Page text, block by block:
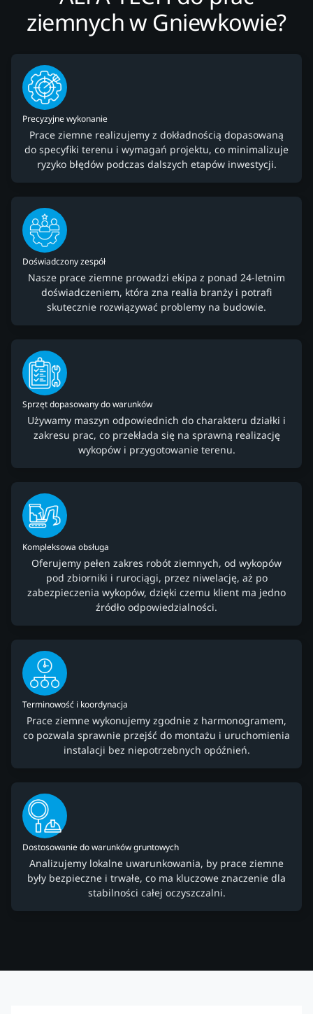
ziemnych w Gniewkowie?
Precyzyjne wykonanie
Prace ziemne realizujemy z dokładnością dopasowaną
do specyfiki terenu i wymagań projektu, co minimalizuje
ryzyko błędów podczas dalszych etapów inwestycji.
Doświadczony zespół
Nasze prace ziemne prowadzi ekipa z ponad 24-letnim
doświadczeniem, która zna realia branży i potrafi
skutecznie rozwiązywać problemy na budowie.
Sprzęt dopasowany do warunków
Używamy maszyn odpowiednich do charakteru działki i
zakresu prac, co przekłada się na sprawną realizację
wykopów i przygotowanie terenu.
Kompleksowa obsługa
Oferujemy pełen zakres robót ziemnych, od wykopów
pod zbiorniki i rurociągi, przez niwelację, aż po
zabezpieczenia wykopów, dzięki czemu klient ma jedno
źródło odpowiedzialności.
Terminowość i koordynacja
Prace ziemne wykonujemy zgodnie z harmonogramem,
co pozwala sprawnie przejść do montażu i uruchomienia
instalacji bez niepotrzebnych opóźnień.
Dostosowanie do warunków gruntowych
Analizujemy lokalne uwarunkowania, by prace ziemne
były bezpieczne i trwałe, co ma kluczowe znaczenie dla
stabilności całej oczyszczalni.